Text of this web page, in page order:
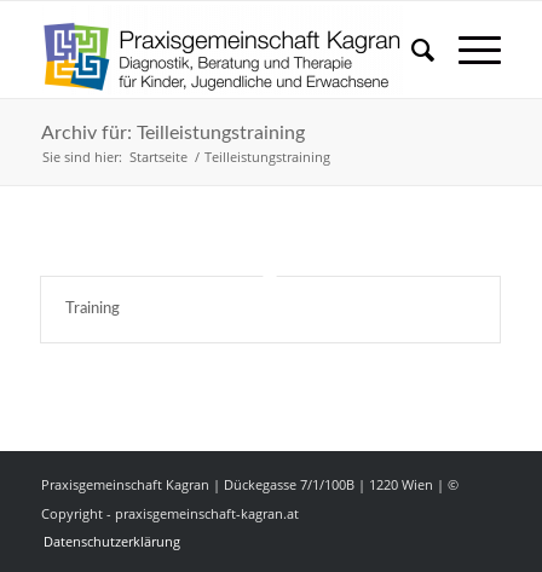
Archiv für: Teilleistungstraining
Sie sind hier: Startseite / Teilleistungstraining
Training
Praxisgemeinschaft Kagran | Dückegasse 7/1/100B | 1220 Wien | ©
Copyright - praxisgemeinschaft-kagran.at
Datenschutzerklärung